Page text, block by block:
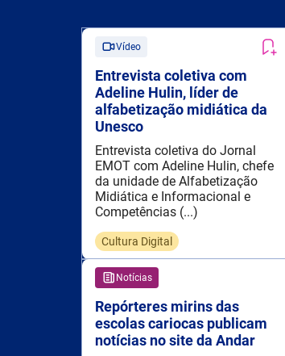
Vídeo
Entrevista coletiva com
Adeline Hulin, líder de
alfabetização midiática da
Unesco
Entrevista coletiva do Jornal
EMOT com Adeline Hulin, chefe
da unidade de Alfabetização
Midiática e Informacional e
Competências (...)
Cultura Digital
Notícias
Repórteres mirins das
escolas cariocas publicam
notícias no site da Andar